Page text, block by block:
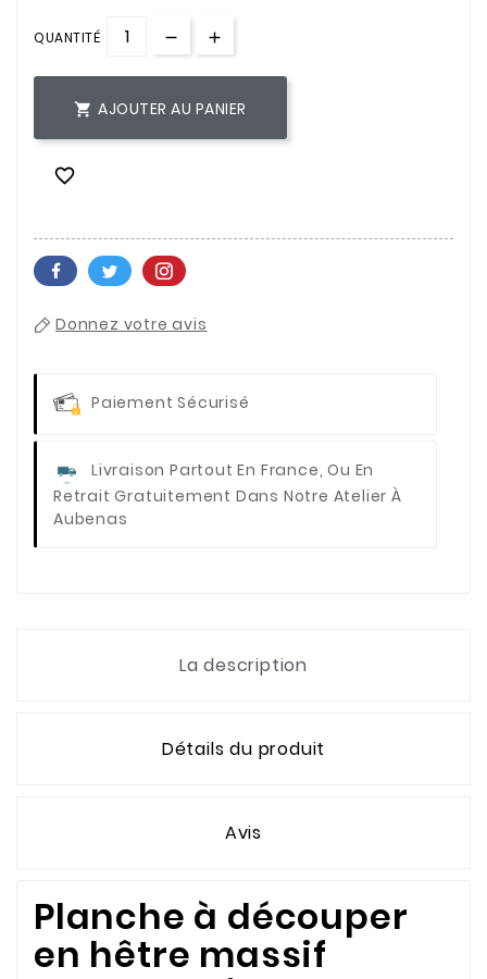
QUANTITÉ
 AJOUTER AU PANIER

Donnez votre avis
Paiement Sécurisé
Livraison Partout En France, Ou En
Retrait Gratuitement Dans Notre Atelier À
Aubenas
La description
Détails du produit
Avis
Planche à découper
en hêtre massif